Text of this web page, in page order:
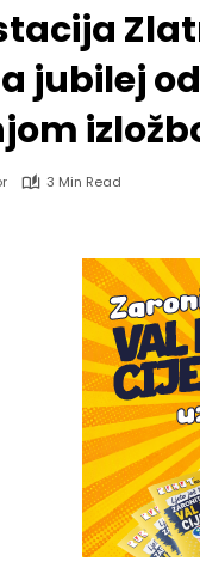
jubilej
3 Min Read